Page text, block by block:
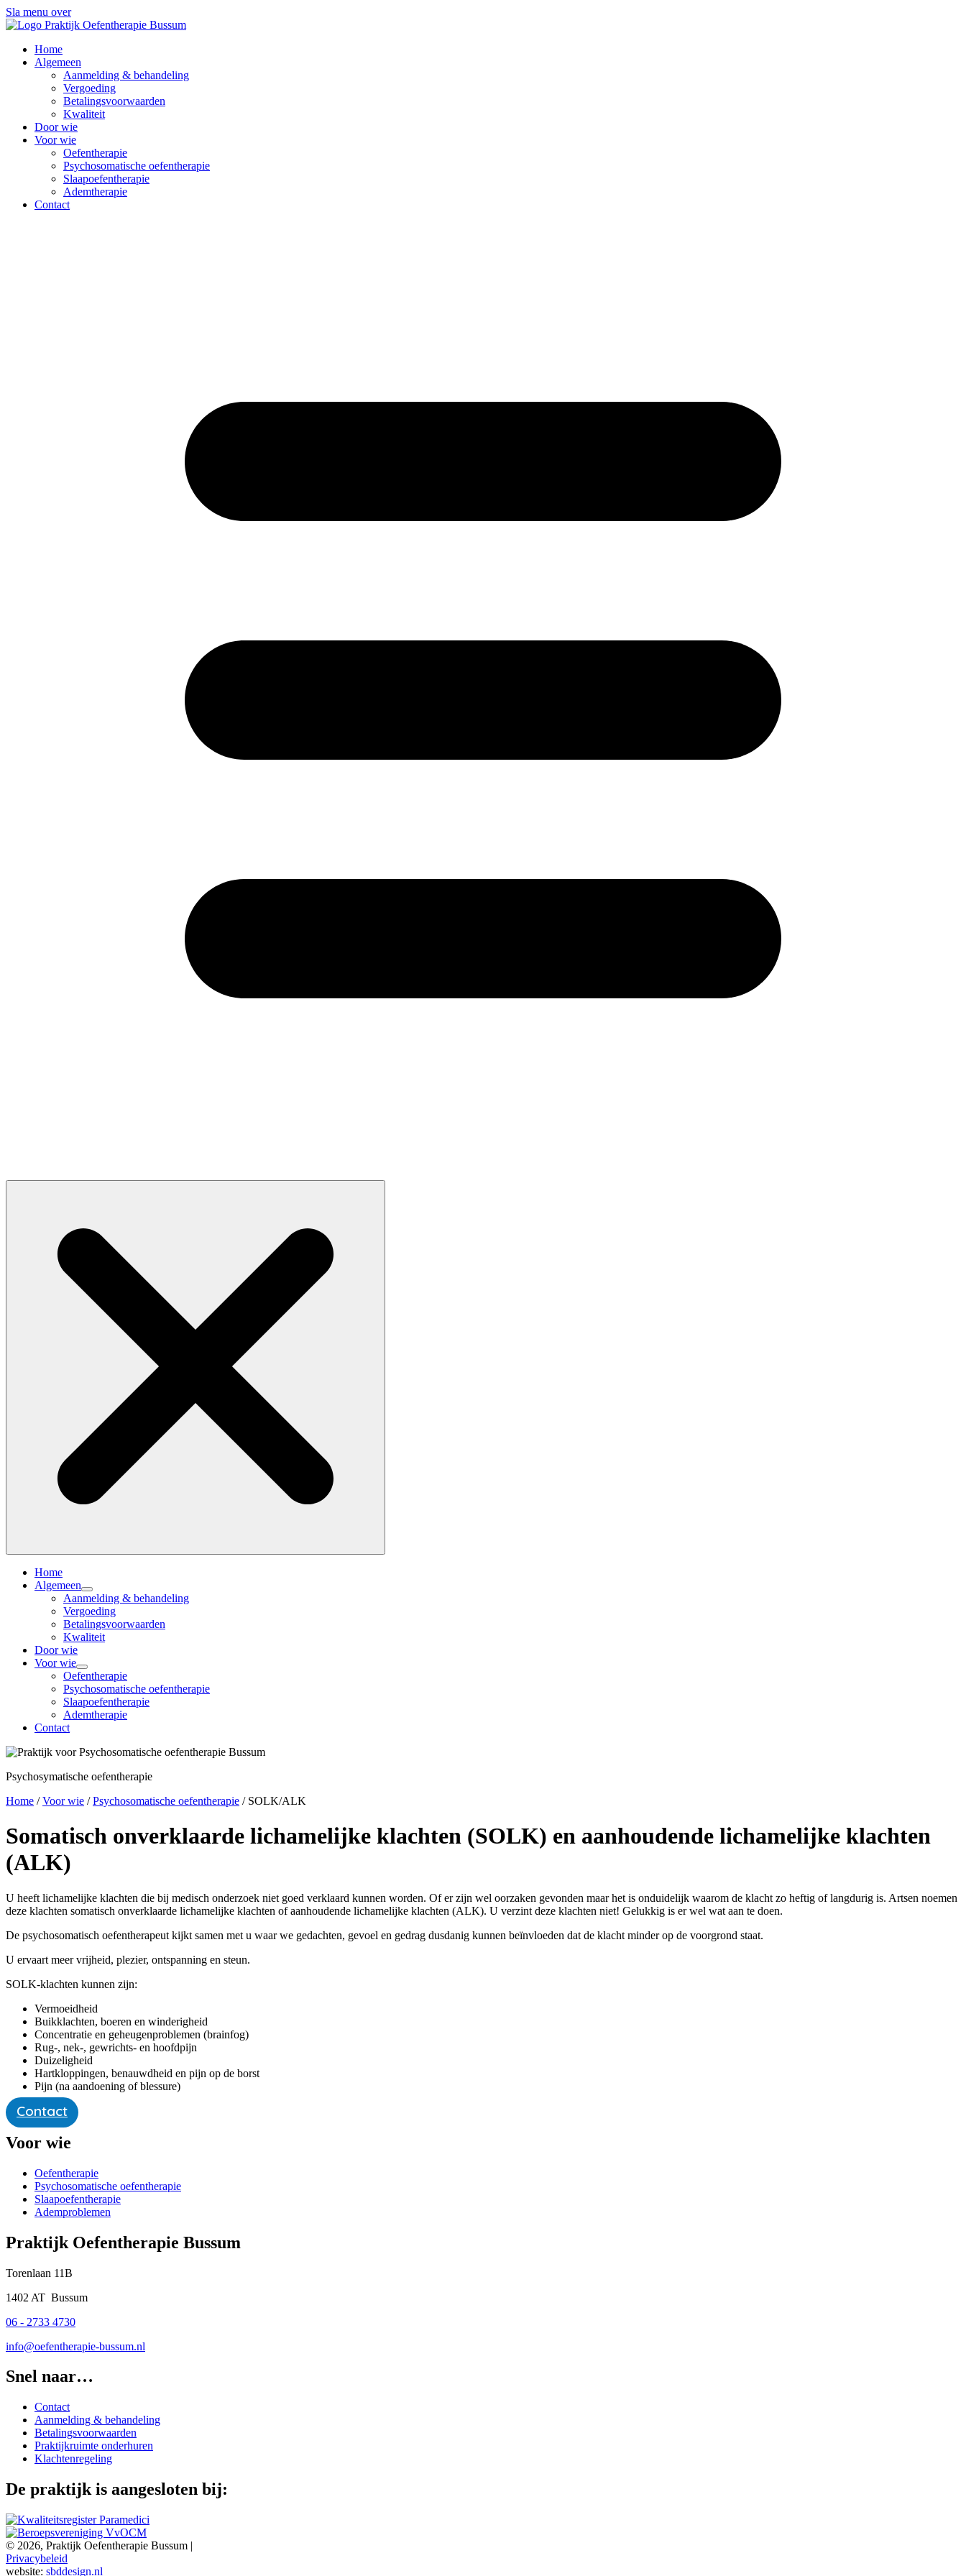
Sla menu over
Home
Algemeen
Aanmelding & behandeling
Vergoeding
Betalingsvoorwaarden
Kwaliteit
Door wie
Voor wie
Oefentherapie
Psycho­somatische oefentherapie
Slaapoefentherapie
Ademtherapie
Contact
Home
Algemeen
Aanmelding & behandeling
Vergoeding
Betalingsvoorwaarden
Kwaliteit
Door wie
Voor wie
Oefentherapie
Psycho­somatische oefentherapie
Slaapoefentherapie
Ademtherapie
Contact
Psycho­symatische oefentherapie
Home /Voor wie /Psycho­somatische oefentherapie / SOLK/ALK
Somatisch onverklaarde lichamelijke klachten (SOLK) en aanhoudende lichamelijke klachten
(ALK)
U heeft lichamelijke klachten die bij medisch onderzoek niet goed verklaard kunnen worden. Of er zijn wel oorzaken gevonden maar het is onduidelijk waarom de klacht zo heftig of langdurig is. Artsen noemen
deze klachten somatisch onverklaarde lichamelijke klachten of aanhoudende lichamelijke klachten (ALK). U verzint deze klachten niet! Gelukkig is er wel wat aan te doen.
De psychosomatisch oefentherapeut kijkt samen met u waar we gedachten, gevoel en gedrag dusdanig kunnen beïnvloeden dat de klacht minder op de voorgrond staat.
U ervaart meer vrijheid, plezier, ontspanning en steun.
SOLK-klachten kunnen zijn:
Vermoeidheid
Buikklachten, boeren en winderigheid
Concentratie en geheugenproblemen (brainfog)
Rug-, nek-, gewrichts- en hoofdpijn
Duizeligheid
Hartkloppingen, benauwdheid en pijn op de borst
Pijn (na aandoening of blessure)
Contact
Voor wie
Oefentherapie
Psycho­somatische oefentherapie
Slaapoefentherapie
Ademproblemen
Praktijk Oefentherapie Bussum
Torenlaan 11B
1402 AT Bussum
06 - 2733 4730
info@oefentherapie-bussum.nl
Snel naar…
Contact
Aanmelding & behandeling
Betalingsvoorwaarden
Praktijkruimte onderhuren
Klachtenregeling
De praktijk is aangesloten bij:
© 2026, Praktijk Oefentherapie Bussum |
Privacybeleid
website: sbddesign.nl